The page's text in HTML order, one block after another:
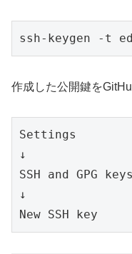
ssh-keygen -t
作成した公開鍵を
Settings
↓
SSH and GPG keys
↓
New SSH key